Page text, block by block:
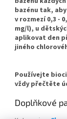
bazénu tak,
v rozmezí 0,3 -
mg/l), u
aplikovat den
jiného
Používejte
vždy přečtěte
Doplňkové